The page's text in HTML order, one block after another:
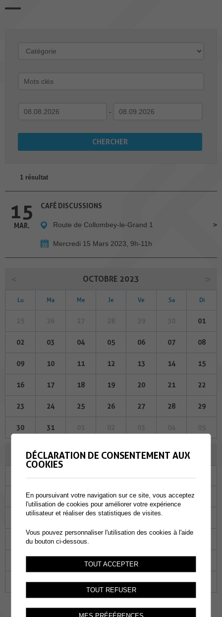
-
1 résultat
15
MAR.
CAFÉ DISCUSSIONS
Route de Collombey-le-Grand 1
Mercredi 15 Mars 2023, 9h-11h
OCTOBRE 2023
Lu Ma Me Je Ve Sa Di
01
02 03 04 05 06 07 08
09 10 11 12 13 14 15
16 17 18 19 20 21 22
23 24 25 26 27 28 29
30 31
NOVEMBRE 2023
31 01 02 03 04
07 08 09 10
14 15
22 23 24
28 29 30 01 02
DÉCLARATION DE CONSENTEMENT AUX
COOKIES
En poursuivant votre navigation sur ce site, vous acceptez
l'utilisation de cookies pour améliorer votre expérience
utilisateur et réaliser des statistiques de visites.
Vous pouvez personnaliser l'utilisation des cookies à l'aide
du bouton ci-dessous.
TOUT ACCEPTER
TOUT REFUSER
MES PRÉFÉRENCES